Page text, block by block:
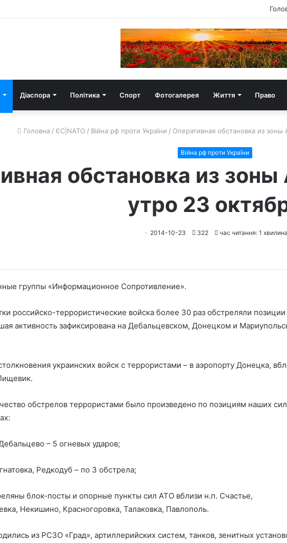
Діаспора Політика Спорт Фотогалерея Життя Право
Головна / ЄС|NATO / Війна рф проти України / Оперативная обстановка из
Війна рф проти України
обстановка из
утро 23
2014-10-23 322 час читання: 1 хвилина
группы «Информационное Сопротивление».
российско-террористические войска более 30 раз обстреляли позиции
активность зафиксирована на Дебальцевском, Донецком и
украинских войск с террористами – в аэропорту Донецка,
обстрелов террористами было произведено по позициям наших
– 5 огневых ударов;
Редкодуб – по 3 обстрела;
блок-посты и опорные пункты сил АТО вблизи н.п. Счастье,
Некишино, Красногоровка, Талаковка, Павлополь.
из РСЗО «Град», артиллерийских систем, танков, зенитных